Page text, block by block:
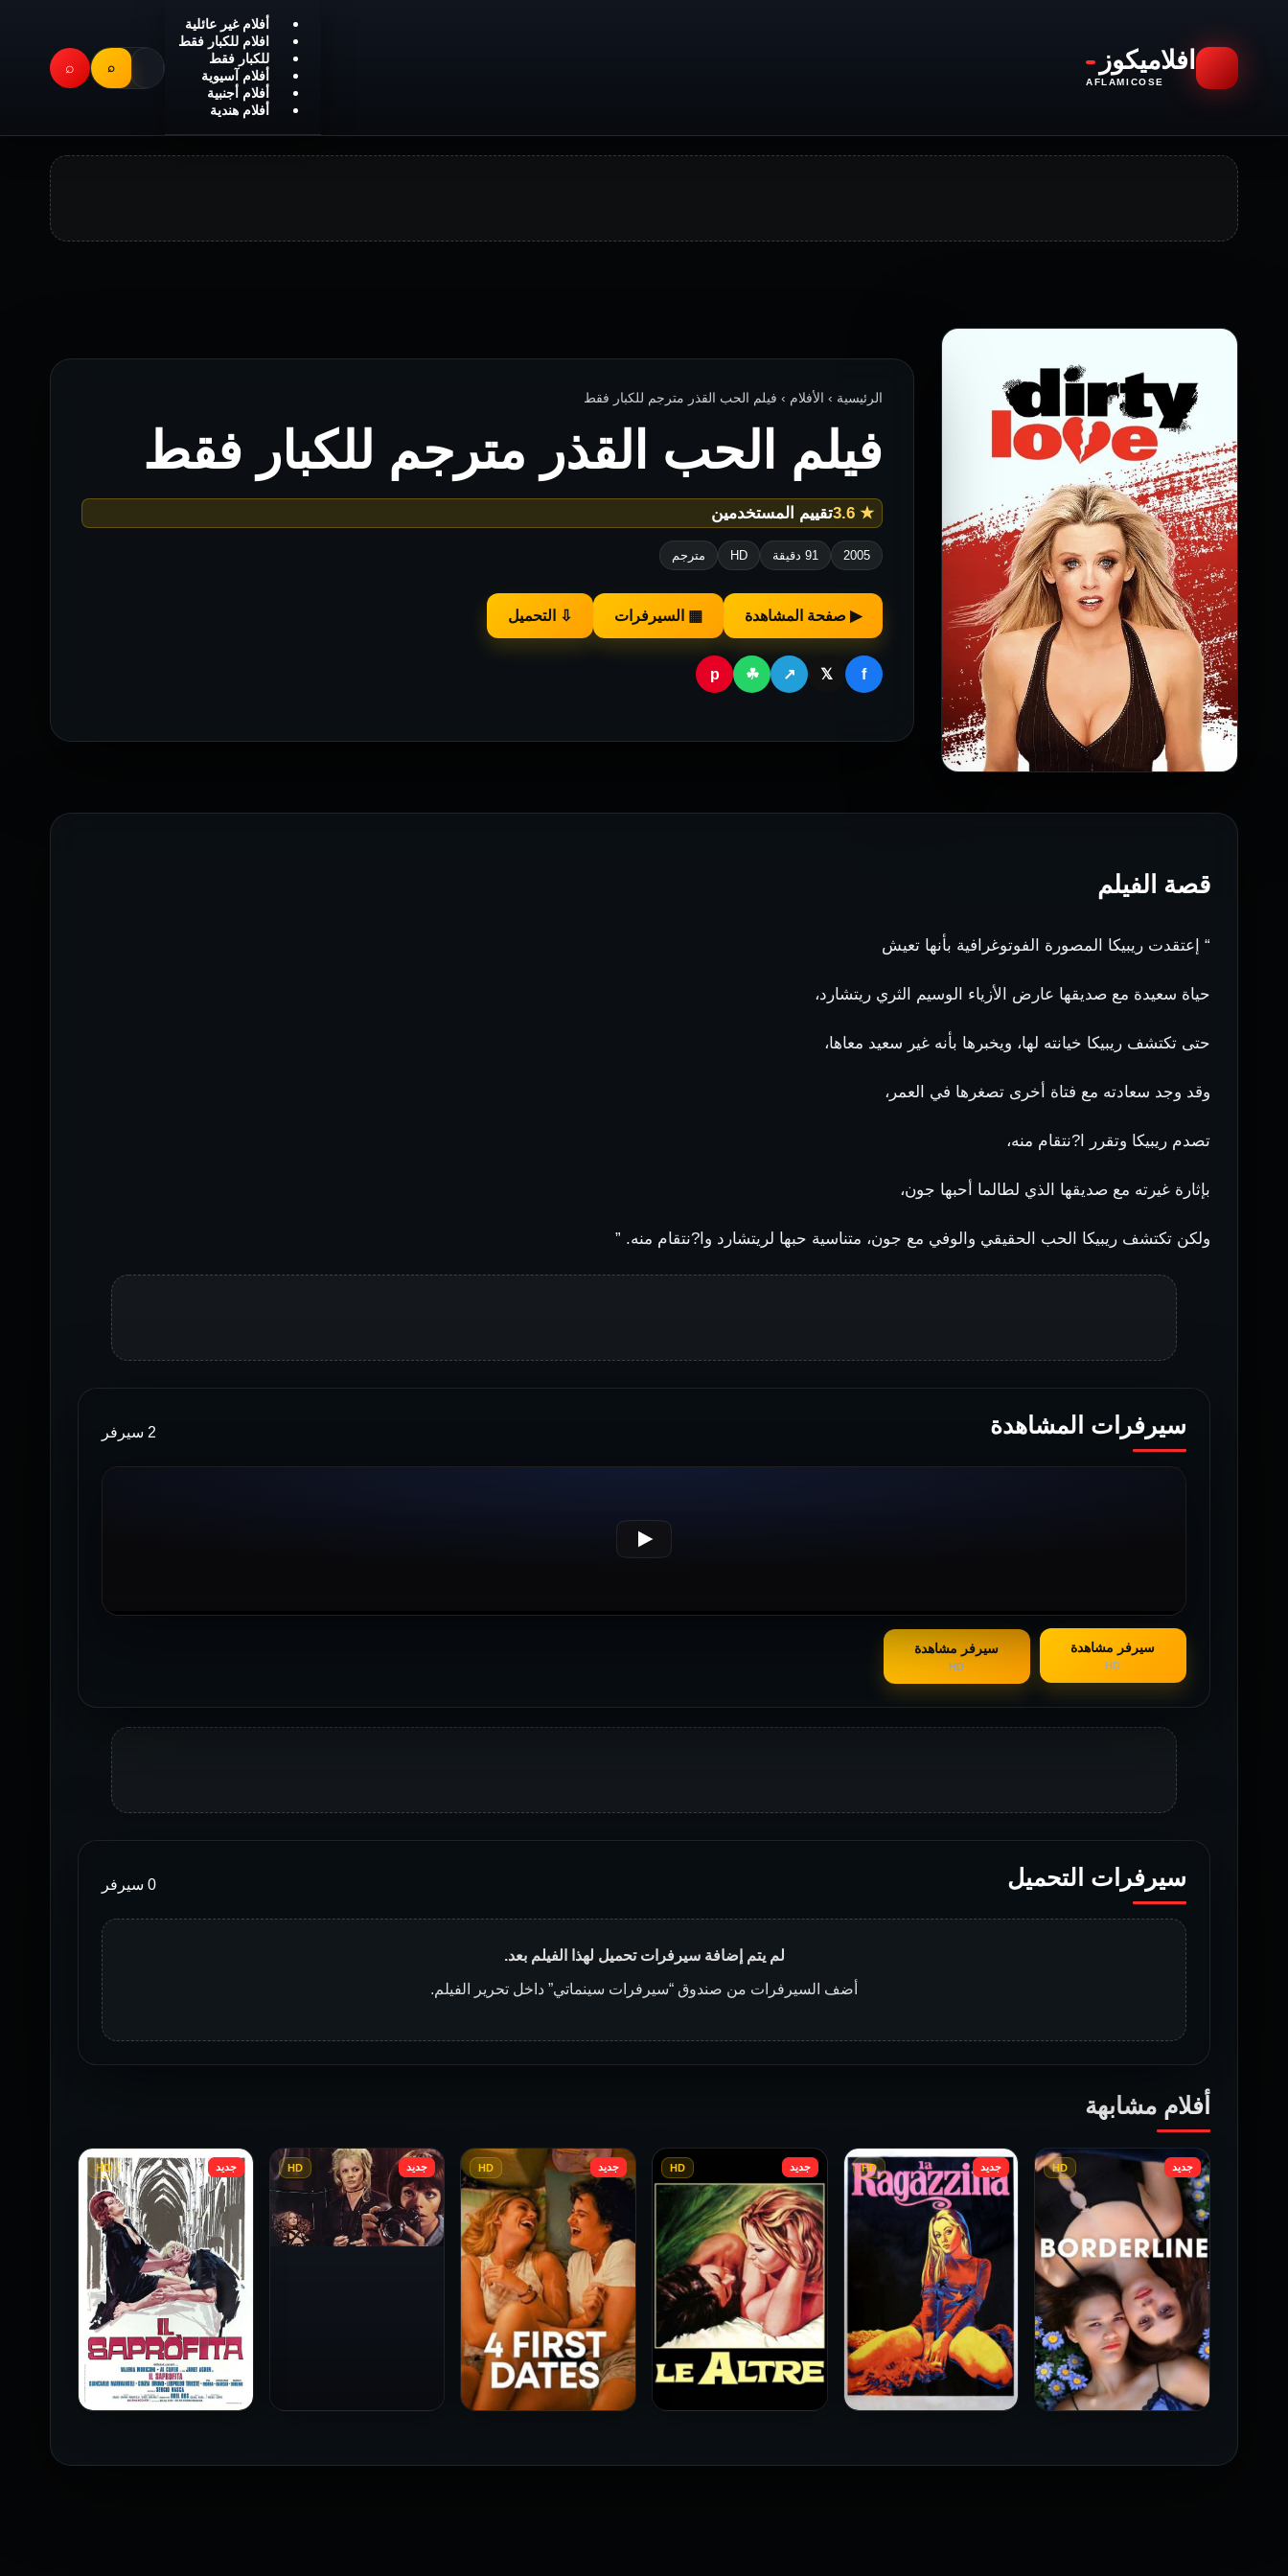
افلاميكوز
AFLAMICOSE
أفلام غير عائلية
افلام للكبار فقط
للكبار فقط
أفلام آسيوية
أفلام أجنبية
أفلام هندية
⌕
⌕
الرئيسية › الأفلام › فيلم الحب القذر مترجم للكبار فقط
فيلم الحب القذر مترجم للكبار فقط
★ 3.6 تقييم المستخدمين
2005 91 دقيقة HD مترجم
▶ صفحة المشاهدة ▦ السيرفرات ⇩ التحميل
f
𝕏
↗
☘
p
قصة الفيلم
“ إعتقدت ريبيكا المصورة الفوتوغرافية بأنها تعيش
حياة سعيدة مع صديقها عارض الأزياء الوسيم الثري ريتشارد،
حتى تكتشف ريبيكا خيانته لها، ويخبرها بأنه غير سعيد معاها،
وقد وجد سعادته مع فتاة أخرى تصغرها في العمر،
تصدم ريبيكا وتقرر ا?نتقام منه،
بإثارة غيرته مع صديقها الذي لطالما أحبها جون،
ولكن تكتشف ريبيكا الحب الحقيقي والوفي مع جون، متناسية حبها لريتشارد وا?نتقام منه. ”
سيرفرات المشاهدة 2 سيرفر
سيرفر مشاهدة
HD
سيرفر مشاهدة
HD
سيرفرات التحميل 0 سيرفر
لم يتم إضافة سيرفرات تحميل لهذا الفيلم بعد.
أضف السيرفرات من صندوق “سيرفرات سينماتي” داخل تحرير الفيلم.
أفلام مشابهة
جديد HD جديد HD جديد HD جديد HD جديد HD جديد HD